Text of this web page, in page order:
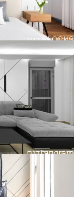
חיפוי קיר דגם
BLOCKS
חיפוי קיר דגם
Tangram